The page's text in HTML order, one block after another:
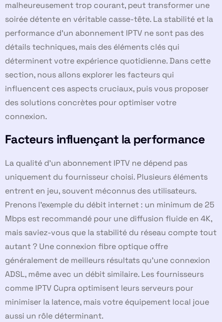
malheureusement trop courant, peut transformer une
soirée détente en véritable casse-tête. La stabilité et la
performance d’un abonnement IPTV ne sont pas des
détails techniques, mais des éléments clés qui
déterminent votre expérience quotidienne. Dans cette
section, nous allons explorer les facteurs qui
influencent ces aspects cruciaux, puis vous proposer
des solutions concrètes pour optimiser votre
connexion.
Facteurs influençant la performance
La qualité d’un abonnement IPTV ne dépend pas
uniquement du fournisseur choisi. Plusieurs éléments
entrent en jeu, souvent méconnus des utilisateurs.
Prenons l’exemple du débit internet : un minimum de 25
Mbps est recommandé pour une diffusion fluide en 4K,
mais saviez-vous que la stabilité du réseau compte tout
autant ? Une connexion fibre optique offre
généralement de meilleurs résultats qu’une connexion
ADSL, même avec un débit similaire. Les fournisseurs
comme IPTV Cupra optimisent leurs serveurs pour
minimiser la latence, mais votre équipement local joue
aussi un rôle déterminant.